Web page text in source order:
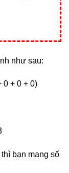
như sau:
0 + 0 + 0)
bạn mang số